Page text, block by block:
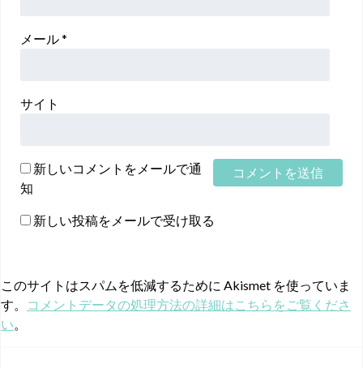
メール*
サイト
新しいコメントをメールで通
知
新しい投稿をメールで受け取る
このサイトはスパムを低減するために Akismet を使っていま
す。
コメントデータの処理方法の詳細はこちらをご覧くださ
い。